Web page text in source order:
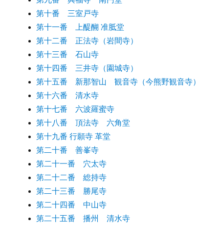
第十番 三室戸寺
第十一番 上醍醐 准胝堂
第十二番 正法寺（岩間寺）
第十三番 石山寺
第十四番 三井寺（園城寺）
第十五番 新那智山 観音寺（今熊野観音寺）
第十六番 清水寺
第十七番 六波羅蜜寺
第十八番 頂法寺 六角堂
第十九番 行願寺 革堂
第二十番 善峯寺
第二十一番 穴太寺
第二十二番 総持寺
第二十三番 勝尾寺
第二十四番 中山寺
第二十五番 播州 清水寺